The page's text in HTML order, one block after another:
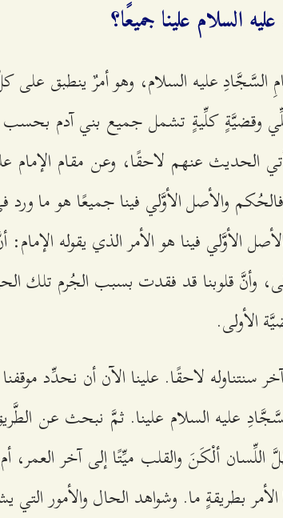
السلام علينا جميعًا؟
السَّجَّادِ عليه السلام، وهو أمرٌ ينطبق على
وقضيَّةٍ كلِّيةٍ تشمل جميع بني آدم بحسب
الحديث عنهم لاحقًا، وعن مقام الإمام
والأصل الأوَّلي فينا جميعًا هو ما
الأوَّلي فينا هو الأمر الذي يقوله
وأنَّ قلوبنا قد فقدت بسبب الجُرم تلك
الأولى.
سنتناوله لاحقًا. علينا الآن أن نحدِّد
عليه السلام علينا. ثمَّ نبحث عن
ألْكَنَ والقلب ميِّتًا إلى آخر العمر،
بطريقةٍ ما. وشواهد الحال والأمور التي